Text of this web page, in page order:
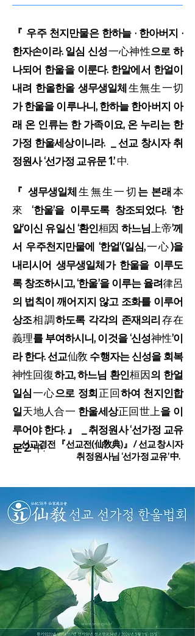
『 우주 천지만물은 한하늘 · 한아버지 ·
한자손이라. 일심 신성一心神性으로 하
나되어 한울을 이룬다. 한알에서 한얼이
내려 한올한올 생무생일체生無生一切
가 한울을 이루나니, 한하늘 한아버지 아
래 온 인류는 한 가족이요, 온 누리는 한
가정 한울세상이니라. _ 선교 창시자 취
정원사 ‘선가정 교유문 1.’中.
『 생무생일체生無生一切는 본래本
來‘한울’을 이루도록 창조되었다. ‘한
알’이신 유일신 ‘환인桓因 하느님 上帝’께
서 우주천지만물에 ‘한얼’(일심,一心)을
내리시어 생무생일체가 한울을 이루도
록 창조하시고, ‘한울’을 이루는 율려律呂
의 법칙이 깨어지지 않고 조화를 이루어
상조相調하도록 각각의 존재의리存在
義理를 부여하시니, 이것을 ‘신성神性’이
라 한다. 선교仙敎 수행자는 신성을 회복
神性回復하고, 하느님 환인桓因의 한얼
일심一心으로 정회正回하여 천지인합
일天地人合一 한울세상正回世上을 이
루어야 한다. 』 _ 취정원사‘선가정 교유
문 2.’中.
_ 선교경전 『선교전(仙敎典)』 / 선교 창시자
취정원사님‘선가정 교유’中.